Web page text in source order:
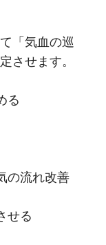
「気血の巡
させます。
る
の流れ改善
せる